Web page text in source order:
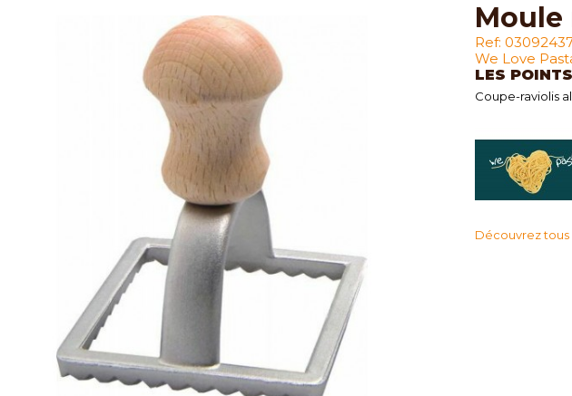
Ref:
We Love
LES
Coupe-raviolis
Découvrez tous